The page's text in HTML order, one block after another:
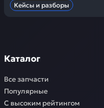
Кейсы и разборы
Каталог
Все запчасти
Популярные
С высоким рейтингом